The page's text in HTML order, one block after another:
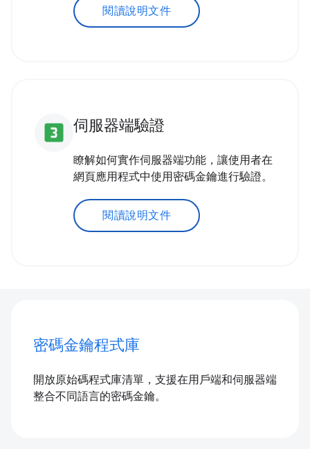
閱讀說明文件
looks_3 伺服器端驗證
瞭解如何實作伺服器端功能，讓使用者在
網頁應用程式中使用密碼金鑰進行驗證。
閱讀說明文件
密碼金鑰程式庫
開放原始碼程式庫清單，支援在用戶端和伺服器端
整合不同語言的密碼金鑰。